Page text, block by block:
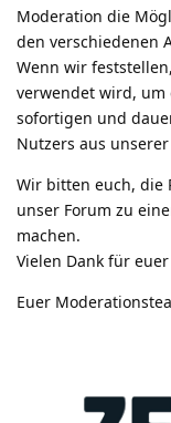
Moderation die
den verschiedenen
Wenn wir
verwendet wird, um
sofortigen und
Nutzers aus
Wir bitten euch, die
unser Forum zu
machen.
Vielen Dank für
Euer